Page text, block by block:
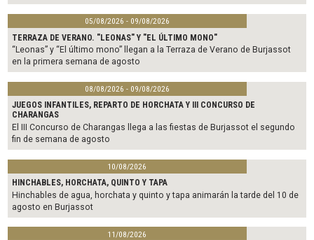
05/08/2026 - 09/08/2026
TERRAZA DE VERANO. "LEONAS" Y "EL ÚLTIMO MONO"
“Leonas” y “El último mono” llegan a la Terraza de Verano de Burjassot
en la primera semana de agosto
08/08/2026 - 09/08/2026
JUEGOS INFANTILES, REPARTO DE HORCHATA Y III CONCURSO DE
CHARANGAS
El III Concurso de Charangas llega a las fiestas de Burjassot el segundo
fin de semana de agosto
10/08/2026
HINCHABLES, HORCHATA, QUINTO Y TAPA
Hinchables de agua, horchata y quinto y tapa animarán la tarde del 10 de
agosto en Burjassot
11/08/2026